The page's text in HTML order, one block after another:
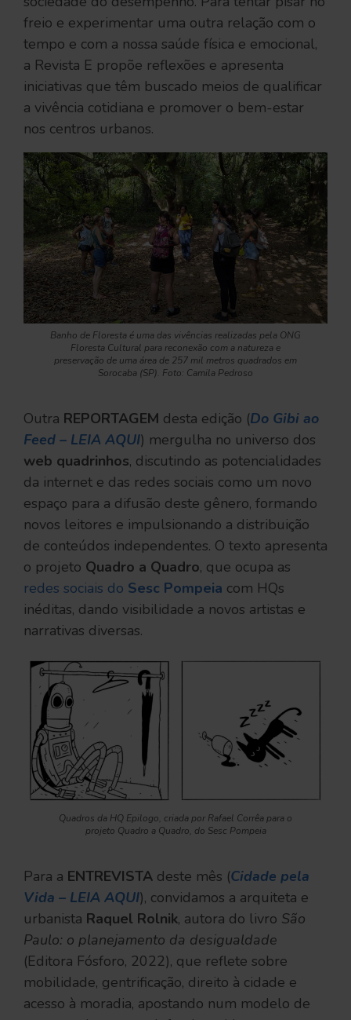
freio e experimentar uma outra relação com o
tempo e com a nossa saúde física e emocional,
a Revista E propõe reflexões e apresenta
iniciativas que têm buscado meios de qualificar
a vivência cotidiana e promover o bem-estar
nos centros urbanos.
Banho de Floresta é uma das vivências realizadas pela ONG
Floresta Cultural para reconexão com a natureza e
preservação de uma área de 257 mil metros quadrados em
Sorocaba (SP). Foto: Camila Pedroso
Outra REPORTAGEM desta edição (Do Gibi ao
Feed – LEIA AQUI) mergulha no universo dos
web quadrinhos, discutindo as potencialidades
da internet e das redes sociais como um novo
espaço para a difusão deste gênero, formando
novos leitores e impulsionando a distribuição
de conteúdos independentes. O texto apresenta
o projeto Quadro a Quadro, que ocupa as
redes sociais do Sesc Pompeia com HQs
inéditas, dando visibilidade a novos artistas e
narrativas diversas.
Quadros da HQ Epilogo, criada por Rafael Corrêa para o
projeto Quadro a Quadro, do Sesc Pompeia
Para a ENTREVISTA deste mês (Cidade pela
Vida – LEIA AQUI), convidamos a arquiteta e
urbanista Raquel Rolnik, autora do livro São
Paulo: o planejamento da desigualdade
(Editora Fósforo, 2022), que reflete sobre
mobilidade, gentrificação, direito à cidade e
acesso à moradia, apostando num modelo de